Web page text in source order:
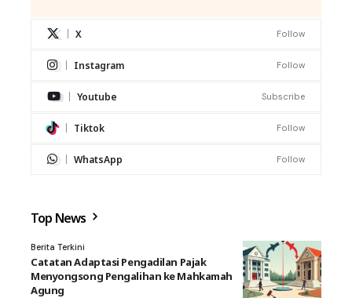
X Follow
Instagram Follow
Youtube Subscribe
Tiktok Follow
WhatsApp Follow
Top News
Berita Terkini
Catatan Adaptasi Pengadilan Pajak
Menyongsong Pengalihan ke Mahkamah
Agung